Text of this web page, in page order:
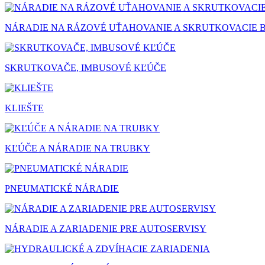
NÁRADIE NA RÁZOVÉ UŤAHOVANIE A SKRUTKOVACIE
SKRUTKOVAČE, IMBUSOVÉ KĽÚČE
KLIEŠTE
KĽÚČE A NÁRADIE NA TRUBKY
PNEUMATICKÉ NÁRADIE
NÁRADIE A ZARIADENIE PRE AUTOSERVISY